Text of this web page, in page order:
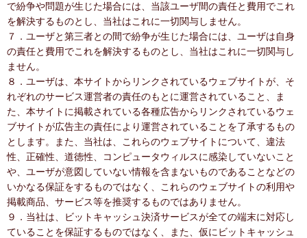
で紛争や問題が生じた場合には、当該ユーザ間の責任と費用でこれ
を解決するものとし、当社はこれに一切関与しません。
７．ユーザと第三者との間で紛争が生じた場合には、ユーザは自身
の責任と費用でこれを解決するものとし、当社はこれに一切関与し
ません。
８．ユーザは、本サイトからリンクされているウェブサイトが、そ
れぞれのサービス運営者の責任のもとに運営されていること、ま
た、本サイトに掲載されている各種広告からリンクされているウェ
ブサイトが広告主の責任により運営されていることを了承するもの
とします。また、当社は、これらのウェブサイトについて、違法
性、正確性、道徳性、コンピュータウィルスに感染していないこと
や、ユーザが意図していない情報を含まないものであることなどの
いかなる保証をするものではなく、これらのウェブサイトの利用や
掲載商品、サービス等を推奨するものではありません。
９．当社は、ビットキャッシュ決済サービスが全ての端末に対応し
ていることを保証するものではなく、また、仮にビットキャッシュ